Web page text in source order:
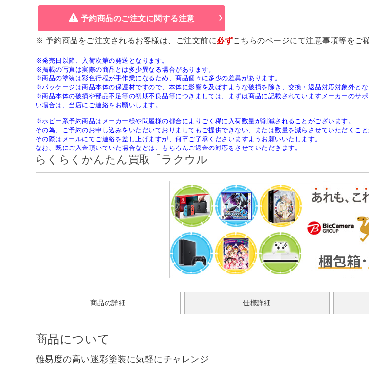
予約商品のご注文に関する注意
※ 予約商品をご注文されるお客様は、ご注文前に必ずこちらのページにて注意事項等をご
※発売日以降、入荷次第の発送となります。
※掲載の写真は実際の商品とは多少異なる場合があります。
※商品の塗装は彩色行程が手作業になるため、商品個々に多少の差異があります。
※パッケージは商品本体の保護材ですので、本体に影響を及ぼすような破損を除き、交換・返品対応対象外とな
※商品本体の破損や部品不足等の初期不良品等につきましては、まずは商品に記載されていますメーカーのサ
い場合は、当店にご連絡をお願いします。
※ホビー系予約商品はメーカー様や問屋様の都合によりごく稀に入荷数量が削減されることがございます。
その為、ご予約のお申し込みをいただいておりましてもご提供できない、または数量を減らさせていただくこと
その際はメールにてご連絡を差し上げますが、何卒ご了承くださいますようお願いいたします。
なお、既にご入金頂いていた場合などは、もちろんご返金の対応をさせていただきます。
らくらくかんたん買取「ラクウル」
商品の詳細 仕様詳細
商品について
難易度の高い迷彩塗装に気軽にチャレンジ